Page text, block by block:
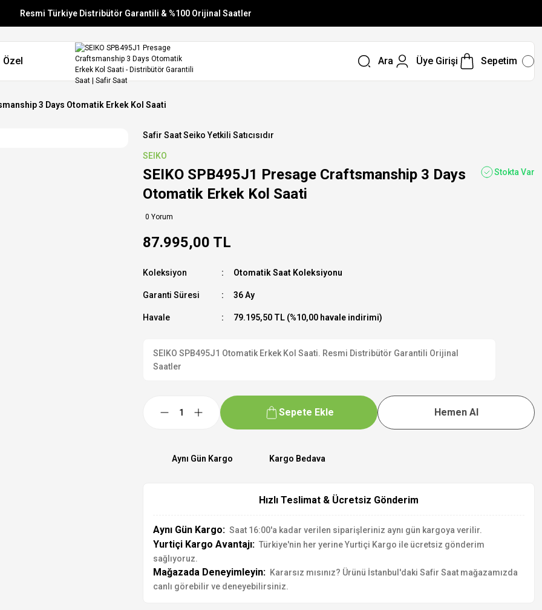
Resmi Türkiye Distribütör Garantili & %100 Orijinal Saatler
Vade Farksız 6 Taksit
Aynı Gün Stoktan Gönderim
Özel Ara Üye Girişi Sepetim
3 Days Otomatik Erkek Kol Saati
Safir Saat Seiko Yetkili Satıcısıdır
SEIKO
SEIKO SPB495J1 Presage Craftsmanship 3 Days
Otomatik Erkek Kol Saati
0 Yorum
Stokta Var
87.995,00 TL
Koleksiyon Otomatik Saat Koleksiyonu
Garanti Süresi 36 Ay
Havale 79.195,50 TL (%10,00 havale indirimi)
SEIKO SPB495J1 Otomatik Erkek Kol Saati. Resmi Distribütör Garantili Orijinal
Saatler
Sepete Ekle Hemen Al
Aynı Gün Kargo Kargo Bedava
Hızlı Teslimat & Ücretsiz Gönderim
Aynı Gün Kargo: Saat 16:00'a kadar verilen siparişleriniz aynı gün kargoya verilir.
Yurtiçi Kargo Avantajı: Türkiye'nin her yerine Yurtiçi Kargo ile ücretsiz gönderim
sağlıyoruz.
Mağazada Deneyimleyin: Kararsız mısınız? Ürünü İstanbul'daki Safir Saat mağazamızda
canlı görebilir ve deneyebilirsiniz.